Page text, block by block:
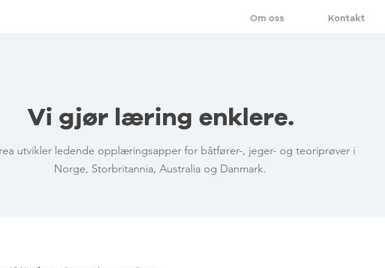
Om oss Kontakt
Vi gjør læring enklere.
utvikler ledende opplæringsapper for båtfører-, jeger- og teoriprøver i
Norge, Storbritannia, Australia og Danmark.